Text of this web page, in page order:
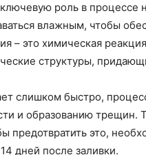
роль в процессе
влажным, чтобы
– это химическая
структуры,
слишком быстро,
и образованию трещин.
предотвратить это,
дней после заливки.